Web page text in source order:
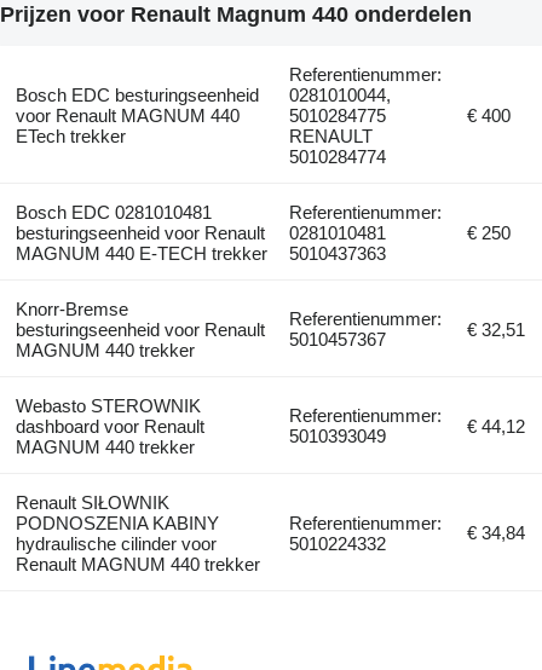
Prijzen voor Renault Magnum 440 onderdelen
Bosch EDC besturingseenheid
voor Renault MAGNUM 440
ETech trekker
Referentienummer:
0281010044,
5010284775
RENAULT
5010284774
€ 400
Bosch EDC 0281010481
besturingseenheid voor Renault
MAGNUM 440 E-TECH trekker
Referentienummer:
0281010481
5010437363
€ 250
Knorr-Bremse
besturingseenheid voor Renault
MAGNUM 440 trekker
Referentienummer:
5010457367
€ 32,51
Webasto STEROWNIK
dashboard voor Renault
MAGNUM 440 trekker
Referentienummer:
5010393049
€ 44,12
Renault SIŁOWNIK
PODNOSZENIA KABINY
hydraulische cilinder voor
Renault MAGNUM 440 trekker
Referentienummer:
5010224332
€ 34,84